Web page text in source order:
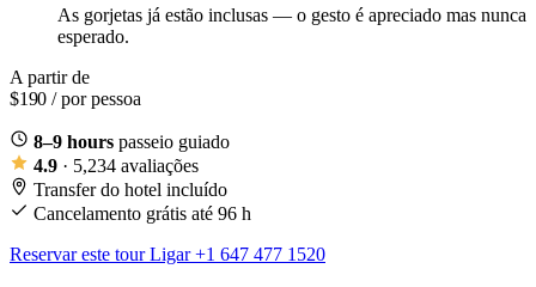
As gorjetas já estão inclusas — o gesto é apreciado mas nunca
esperado.
A partir de
$190/ por pessoa
8–9 hours passeio guiado
4.9 · 5,234 avaliações
Transfer do hotel incluído
Cancelamento grátis até 96 h
Reservar este tourLigar +1 647 477 1520